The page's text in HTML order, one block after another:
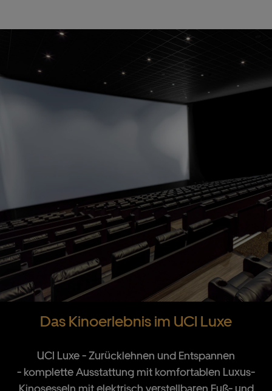
Das Kinoerlebnis im UCI Luxe
UCI Luxe - Zurücklehnen und Entspannen
- komplette Ausstattung mit komfortablen Luxus-